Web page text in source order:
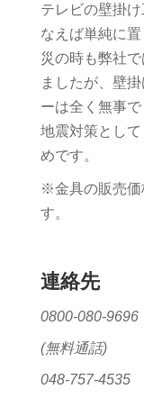
テレビの壁掛
なえば単純に
災の時も弊社
ましたが、壁
ーは全く無事で
地震対策とし
めです。
※金具の販売価
す。
連絡先
0800-080-9696
(無料通話)
048-757-4535